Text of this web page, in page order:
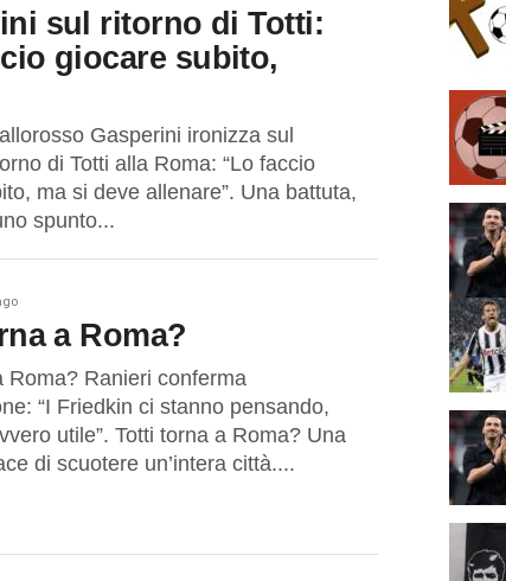
sul ritorno di Totti:
giocare subito,
Gasperini ironizza sul
di Totti alla Roma: “Lo faccio
ma si deve allenare”. Una battuta,
spunto...
a Roma?
Roma? Ranieri conferma
“I Friedkin ci stanno pensando,
utile”. Totti torna a Roma? Una
di scuotere un’intera città....